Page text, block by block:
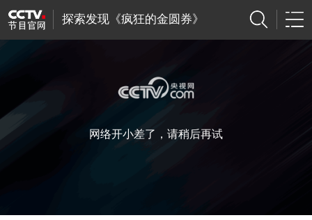
探索发现《疯狂的金圆券》
网络开小差了，请稍后再试